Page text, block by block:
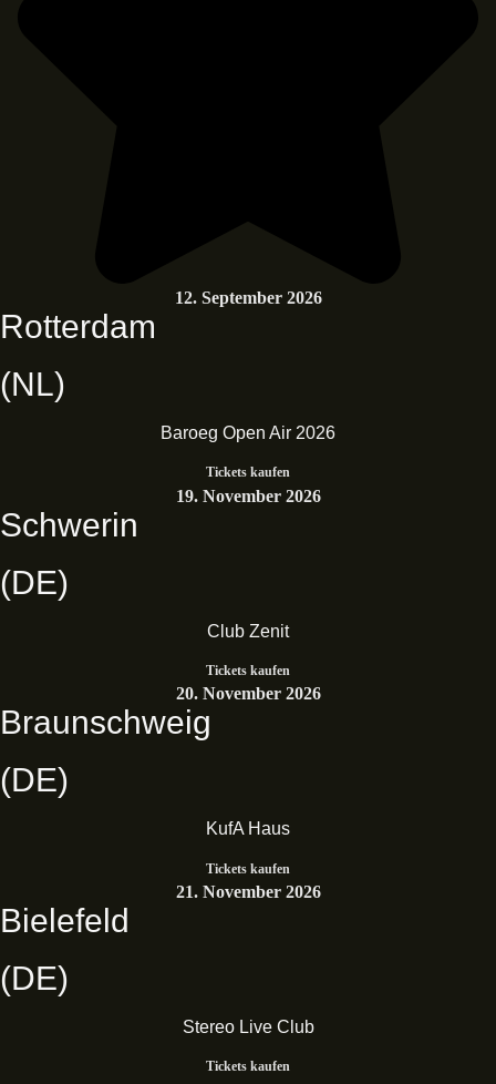
12. September 2026
Rotterdam
(NL)
Baroeg Open Air 2026
Tickets kaufen
19. November 2026
Schwerin
(DE)
Club Zenit
Tickets kaufen
20. November 2026
Braunschweig
(DE)
KufA Haus
Tickets kaufen
21. November 2026
Bielefeld
(DE)
Stereo Live Club
Tickets kaufen